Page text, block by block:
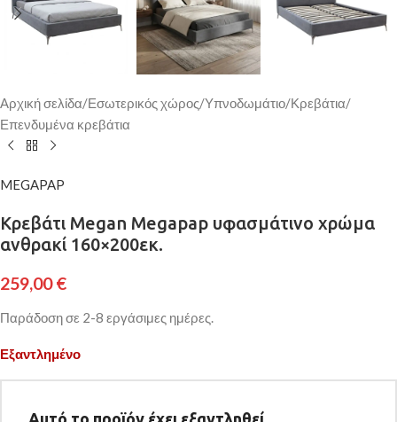
Αρχική σελίδα/Εσωτερικός χώρος/Υπνοδωμάτιο/Κρεβάτια/
Επενδυμένα κρεβάτια
MEGAPAP
Κρεβάτι Megan Megapap υφασμάτινο χρώμα
ανθρακί 160×200εκ.
259,00€
Παράδοση σε 2-8 εργάσιμες ημέρες.
Εξαντλημένο